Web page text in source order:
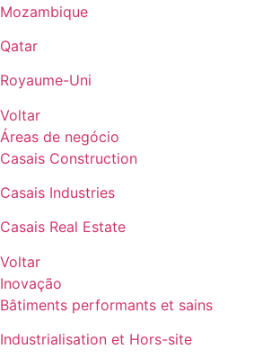
Mozambique
Qatar
Royaume-Uni
Voltar
Áreas de negócio
Casais Construction
Casais Industries
Casais Real Estate
Voltar
Inovação
Bâtiments performants et sains
Industrialisation et Hors-site